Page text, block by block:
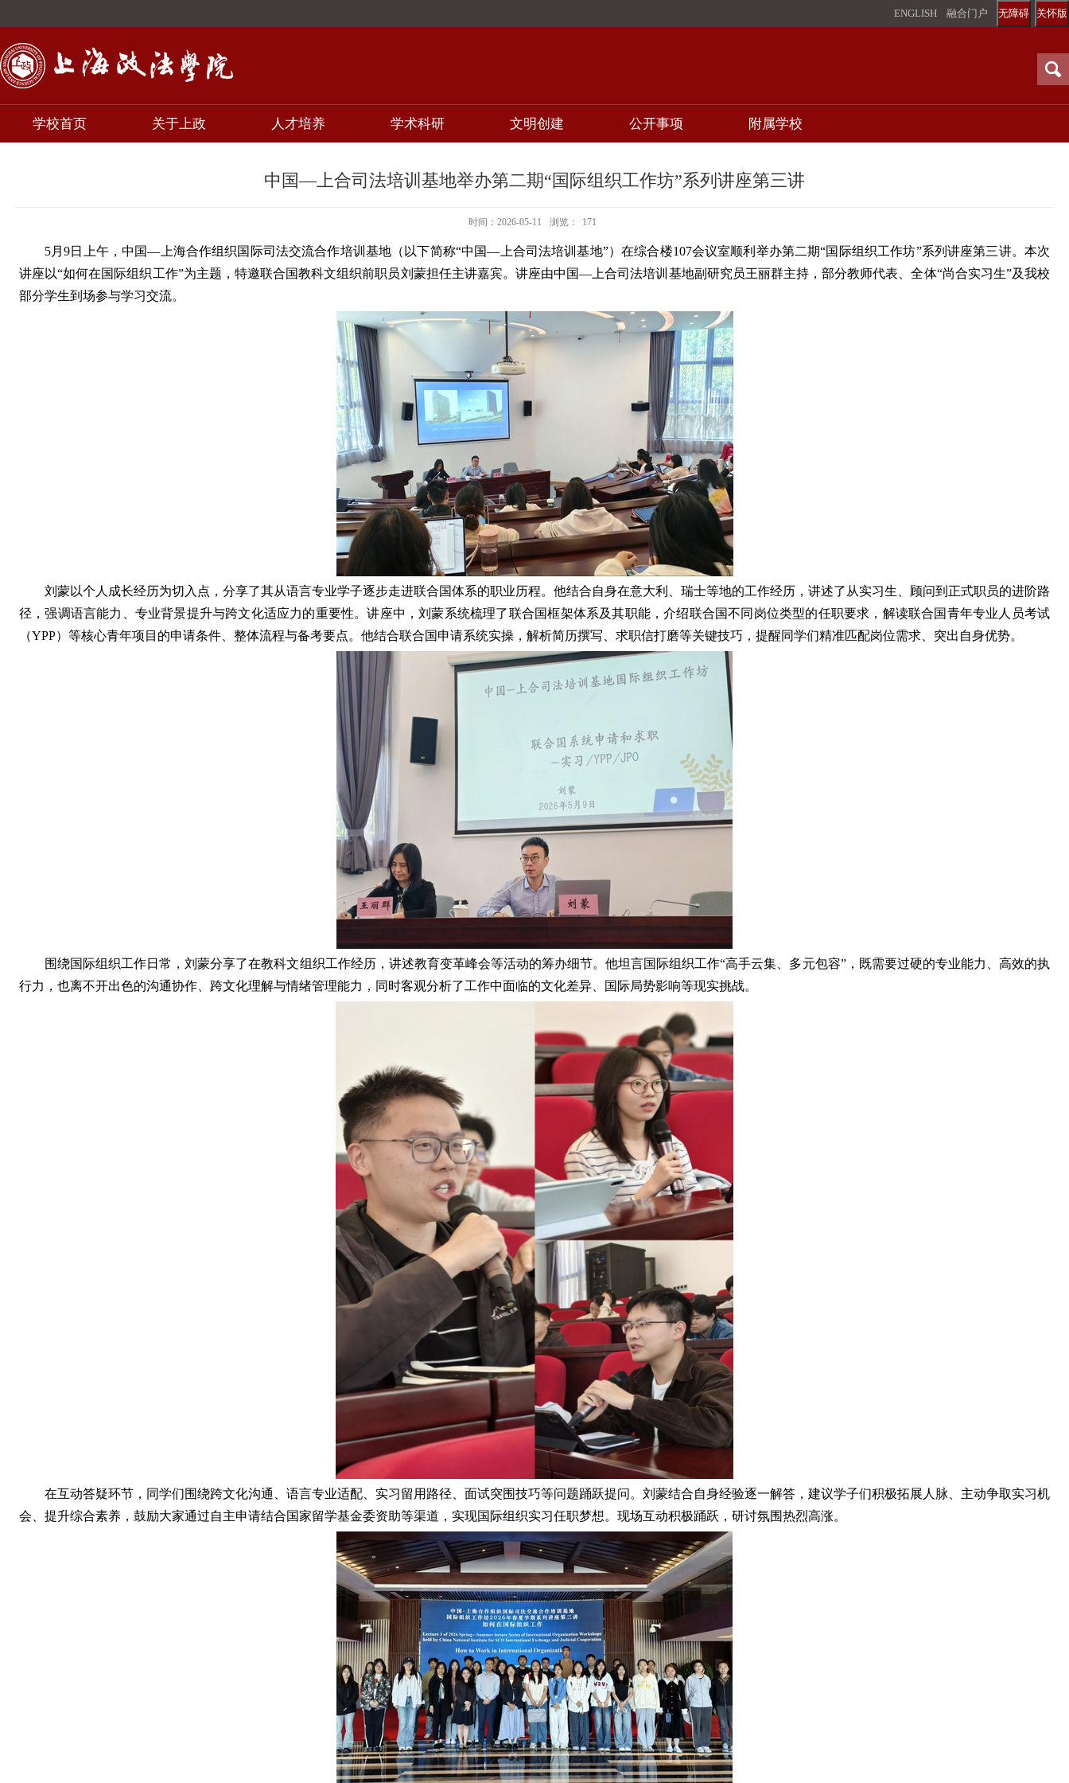
关怀版
无障碍
ENGLISH 融合门户
学校首页 关于上政 人才培养 学术科研 文明创建 公开事项 附属学校
中国—上合司法培训基地举办第二期“国际组织工作坊”系列讲座第三讲
时间：2026-05-11 浏览： 171
5月9日上午，中国—上海合作组织国际司法交流合作培训基地（以下简称“中国—上合司法培训基地”）在综合楼107会议室顺利举办第二期“国际组织工作坊”系列讲座第三讲。本次
讲座以“如何在国际组织工作”为主题，特邀联合国教科文组织前职员刘蒙担任主讲嘉宾。讲座由中国—上合司法培训基地副研究员王丽群主持，部分教师代表、全体“尚合实习生”及我校
部分学生到场参与学习交流。
刘蒙以个人成长经历为切入点，分享了其从语言专业学子逐步走进联合国体系的职业历程。他结合自身在意大利、瑞士等地的工作经历，讲述了从实习生、顾问到正式职员的进阶路
径，强调语言能力、专业背景提升与跨文化适应力的重要性。讲座中，刘蒙系统梳理了联合国框架体系及其职能，介绍联合国不同岗位类型的任职要求，解读联合国青年专业人员考试
（YPP）等核心青年项目的申请条件、整体流程与备考要点。他结合联合国申请系统实操，解析简历撰写、求职信打磨等关键技巧，提醒同学们精准匹配岗位需求、突出自身优势。
围绕国际组织工作日常，刘蒙分享了在教科文组织工作经历，讲述教育变革峰会等活动的筹办细节。他坦言国际组织工作“高手云集、多元包容”，既需要过硬的专业能力、高效的执
行力，也离不开出色的沟通协作、跨文化理解与情绪管理能力，同时客观分析了工作中面临的文化差异、国际局势影响等现实挑战。
在互动答疑环节，同学们围绕跨文化沟通、语言专业适配、实习留用路径、面试突围技巧等问题踊跃提问。刘蒙结合自身经验逐一解答，建议学子们积极拓展人脉、主动争取实习机
会、提升综合素养，鼓励大家通过自主申请结合国家留学基金委资助等渠道，实现国际组织实习任职梦想。现场互动积极踊跃，研讨氛围热烈高涨。